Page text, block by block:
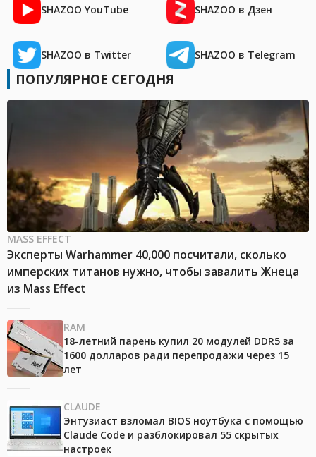
SHAZOO YouTube SHAZOO в Дзен
SHAZOO в Twitter SHAZOO в Telegram
ПОПУЛЯРНОЕ СЕГОДНЯ
MASS EFFECT
Эксперты Warhammer 40,000 посчитали, сколько
имперских титанов нужно, чтобы завалить Жнеца
из Mass Effect
RAM
18-летний парень купил 20 модулей DDR5 за
1600 долларов ради перепродажи через 15
лет
CLAUDE
Энтузиаст взломал BIOS ноутбука с помощью
Claude Code и разблокировал 55 скрытых
настроек